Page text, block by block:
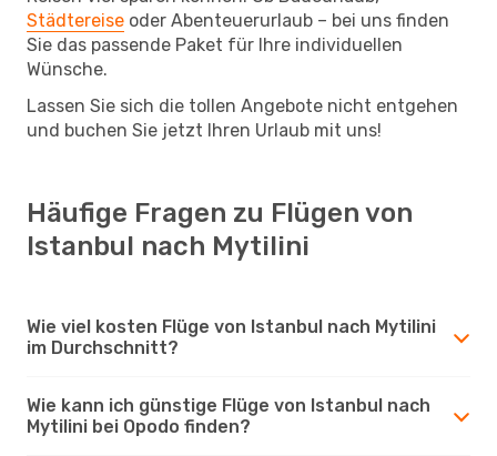
Städtereise oder Abenteuerurlaub – bei uns finden
Sie das passende Paket für Ihre individuellen
Wünsche.
Lassen Sie sich die tollen Angebote nicht entgehen
und buchen Sie jetzt Ihren Urlaub mit uns!
Häufige Fragen zu Flügen von
Istanbul nach Mytilini
Wie viel kosten Flüge von Istanbul nach Mytilini
im Durchschnitt?
Wie kann ich günstige Flüge von Istanbul nach
Mytilini bei Opodo finden?